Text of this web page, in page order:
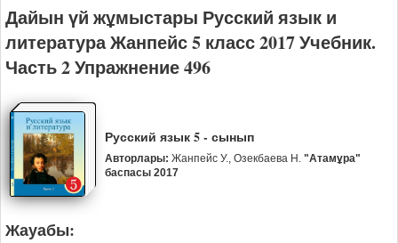
Дайын үй жұмыстары Русский язык и
литература Жанпейс 5 класс 2017 Учебник.
Часть 2 Упражнение 496
Русский язык 5 - сынып
Авторлары: Жанпейс У., Озекбаева Н. "Атамұра"
баспасы 2017
Жауабы: